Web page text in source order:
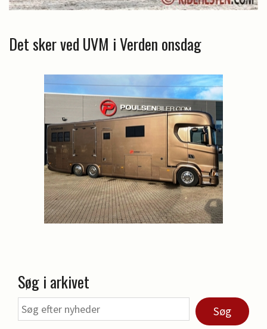
Det sker ved UVM i Verden onsdag
Søg i arkivet
Søg